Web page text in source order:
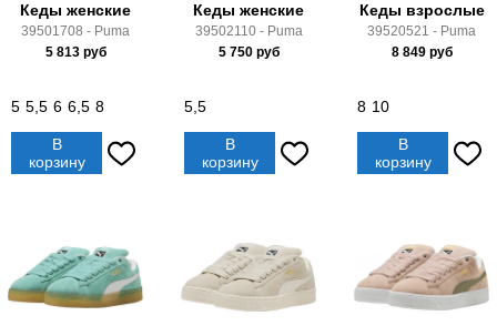
Кеды женские
39501708 - Puma
5 813руб
5 5,5 6 6,5 8
В
корзину
Кеды женские
39502110 - Puma
5 750руб
5,5
В
корзину
Кеды взрослые
39520521 - Puma
8 849руб
8 10
В
корзину